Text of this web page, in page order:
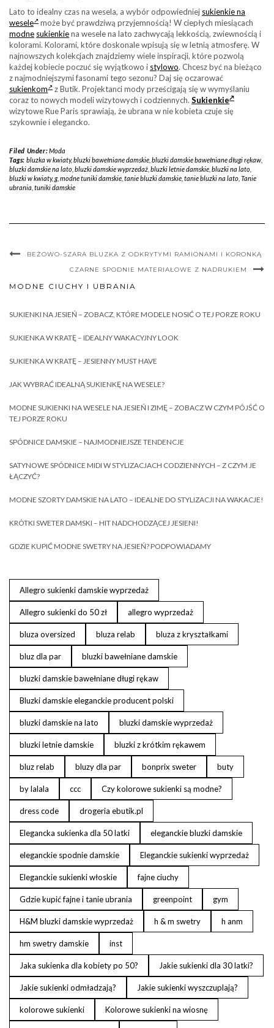
Lato to idealny czas na wesela, a wybór odpowiedniej sukienkie na
wesele
może być prawdziwą przyjemnością! W ciepłych miesiącach
modne sukienkiena wesele na lato zachwycają lekkością, zwiewnością i
kolorami. Kolorami, które doskonale wpisują się w letnią atmosferę. W
najnowszych kolekcjach znajdziemy wiele inspiracji, które pozwolą
każdej kobiecie poczuć się wyjątkowo i stylowo. Chcesz być na bieżąco
z najmodniejszymi fasonami tego sezonu? Daj się oczarować
sukienkom
z Butik. Projektanci mody prześcigają się w wymyślaniu
coraz to nowych modeli wizytowych i codziennych. Sukienkie
wizytowe Rue Paris sprawiają, że ubrana w nie kobieta czuje się
szykownie i elegancko.
Filed Under:Moda
Tags: bluzka w kwiaty,bluzki bawełniane damskie, bluzki damskie bawełniane długi rękaw,
bluzki damskie na lato bluzki damskie wyprzedaż bluzki letnie damskie bluzki na lato
bluzki w kwiaty,g, modne tuniki damskie tanie bluzki damskie tanie bluzki na lato Tanie
ubrania tuniki damskie
BEŻOWO-SZARA BLUZKA Z ODKRYTYMI RAMIONAMI I KORONKĄ
CZARNE SPODNIE MATERIAŁOWE Z NADRUKIEM
MODNE CIUCHY I UBRANIA
SUKIENKI NA JESIEŃ – ZOBACZ, KTÓRE MODELE NOSIĆ O TEJ PORZE ROKU
SUKIENKA W KRATĘ – IDEALNY WAKACYJNY LOOK
SUKIENKA W KRATĘ – JESIENNY MUST HAVE
JAK WYBRAĆ IDEALNĄ SUKIENKĘ NA WESELE?
MODNE SUKIENKI NA WESELE NA JESIEŃ I ZIMĘ – ZOBACZ W CZYM PÓJŚĆ O
TEJ PORZE ROKU
SPÓDNICE DAMSKIE – NAJMODNIEJSZE TENDENCJE
SATYNOWE SPÓDNICE MIDI W STYLIZACJACH CODZIENNYCH – Z CZYM JE
ŁĄCZYĆ?
MODNE SZORTY DAMSKIE NA LATO – IDEALNE DO STYLIZACJI NA WAKACJE!
KRÓTKI SWETER DAMSKI – HIT NADCHODZĄCEJ JESIENI!
GDZIE KUPIĆ MODNE SWETRY NA JESIEŃ? PODPOWIADAMY
Allegro sukienki damskie wyprzedaż
Allegro sukienki do 50 zł allegro wyprzedaż
bluza oversized bluza relab bluza z kryształkami
bluz dla par bluzki bawełniane damskie
bluzki damskie bawełniane długi rękaw
Bluzki damskie eleganckie producent polski
bluzki damskie na lato bluzki damskie wyprzedaż
bluzki letnie damskie bluzki z krótkim rękawem
bluz relab bluzy dla par bonprix sweter buty
by lalala ccc Czy kolorowe sukienki są modne?
dress code drogeria ebutik.pl
Elegancka sukienka dla 50 latki eleganckie bluzki damskie
eleganckie spodnie damskie Eleganckie sukienki wyprzedaż
Eleganckie sukienki włoskie fajne ciuchy
Gdzie kupić fajne i tanie ubrania greenpoint gym
H&M bluzki damskie wyprzedaż h & m swetry h anm
hm swetry damskie inst
Jaka sukienka dla kobiety po 50? Jakie sukienki dla 30 latki?
Jakie sukienki odmładzają? Jakie sukienki wyszczuplają?
kolorowe sukienki Kolorowe sukienki na wiosnę